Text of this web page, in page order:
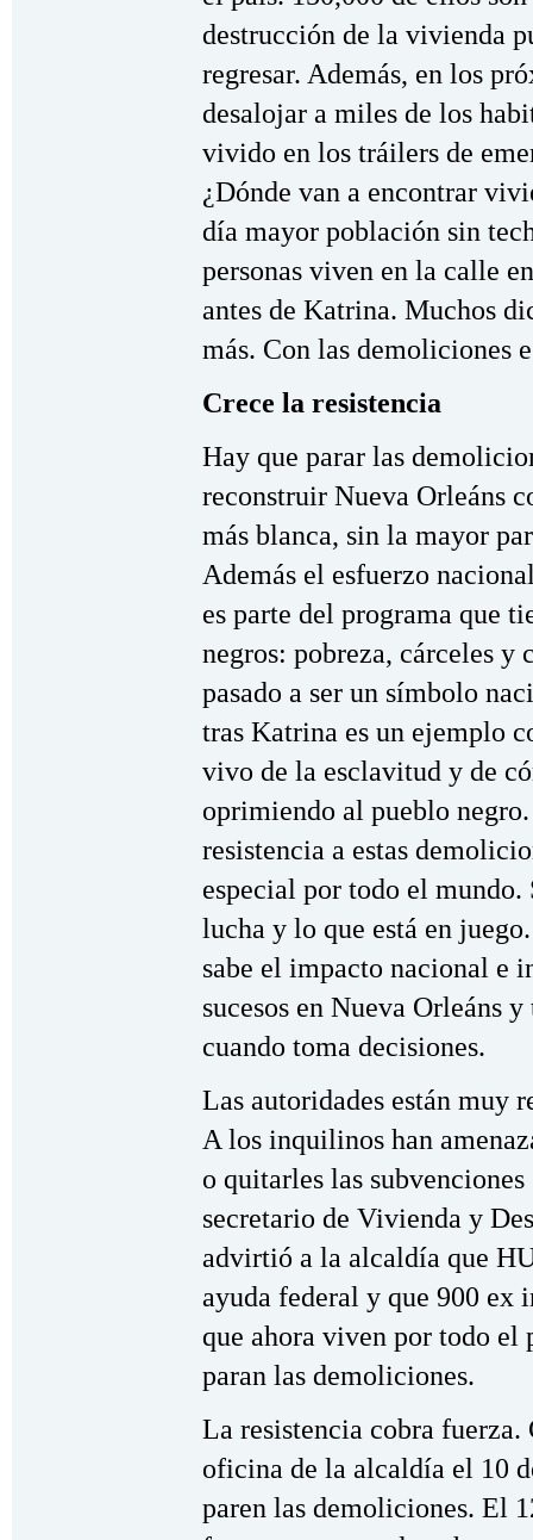
destrucción de la vivienda
regresar. Además, en los
desalojar a miles de los
vivido en los tráilers de
¿Dónde van a encontrar
día mayor población sin
personas viven en la calle
antes de Katrina. Muchos
más. Con las demoliciones
Crece la resistencia
Hay que parar las
reconstruir Nueva Orleáns
más blanca, sin la mayor
Además el esfuerzo
es parte del programa que
negros: pobreza, cárceles y
pasado a ser un símbolo
tras Katrina es un ejemplo
vivo de la esclavitud y de
oprimiendo al pueblo
resistencia a estas
especial por todo el
lucha y lo que está en
sabe el impacto nacional e
sucesos en Nueva Orleáns
cuando toma decisiones.
Las autoridades están muy
A los inquilinos han
o quitarles las
secretario de Vivienda y
advirtió a la alcaldía que
ayuda federal y que 900
que ahora viven por todo el
paran las demoliciones.
La resistencia cobra fuerza.
oficina de la alcaldía el 10
paren las demoliciones. El